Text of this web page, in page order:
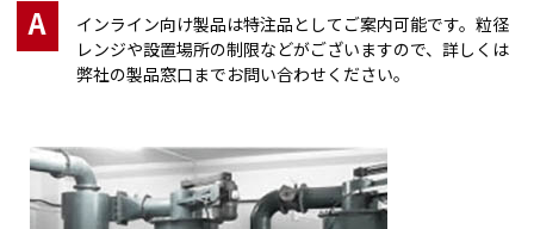
A
インライン向け製品は特注品としてご案内可能です。粒径
レンジや設置場所の制限などがございますので、詳しくは
弊社の製品窓口までお問い合わせください。